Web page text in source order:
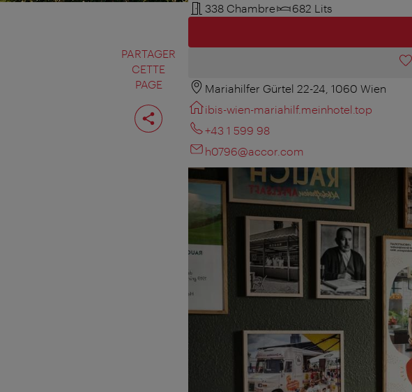
PARTAGER
CETTE
PAGE
Partager
cette
page
338 Chambre
682 Lits
Mariahilfer Gürtel 22-24, 1060 Wien
ibis-wien-mariahilf.meinhotel.top
+43 1 599 98
h0796@accor.com